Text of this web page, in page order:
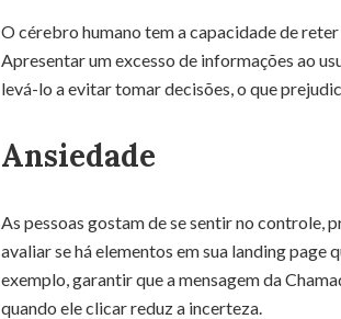
O cérebro humano tem a capacidade de reter
Apresentar um excesso de informações ao
levá-lo a evitar tomar decisões, o que
Ansiedade
As pessoas gostam de se sentir no controle,
avaliar se há elementos em sua landing page
exemplo, garantir que a mensagem da
quando ele clicar reduz a incerteza.